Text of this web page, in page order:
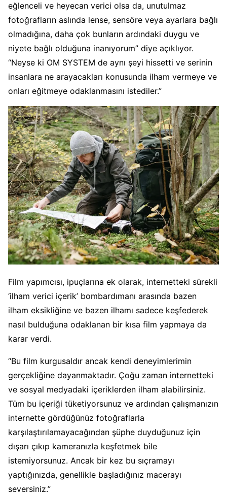
eğlenceli ve heyecan verici olsa da, unutulmaz
fotoğrafların aslında lense, sensöre veya ayarlara bağlı
olmadığına, daha çok bunların ardındaki duygu ve
niyete bağlı olduğuna inanıyorum” diye açıklıyor.
“Neyse ki OM SYSTEM de aynı şeyi hissetti ve serinin
insanlara ne arayacakları konusunda ilham vermeye ve
onları eğitmeye odaklanmasını istediler.”
Film yapımcısı, ipuçlarına ek olarak, internetteki sürekli
‘ilham verici içerik’ bombardımanı arasında bazen
ilham eksikliğine ve bazen ilhamı sadece keşfederek
nasıl bulduğuna odaklanan bir kısa film yapmaya da
karar verdi.
“Bu film kurgusaldır ancak kendi deneyimlerimin
gerçekliğine dayanmaktadır. Çoğu zaman internetteki
ve sosyal medyadaki içeriklerden ilham alabilirsiniz.
Tüm bu içeriği tüketiyorsunuz ve ardından çalışmanızın
internette gördüğünüz fotoğraflarla
karşılaştırılamayacağından şüphe duyduğunuz için
dışarı çıkıp kameranızla keşfetmek bile
istemiyorsunuz. Ancak bir kez bu sıçramayı
yaptığınızda, genellikle başladığınız macerayı
seversiniz.”